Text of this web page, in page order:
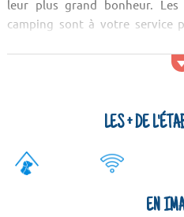
leur plus grand bonheur.
camping sont à votre service
possibilités pour se promener
LES + DE
EN